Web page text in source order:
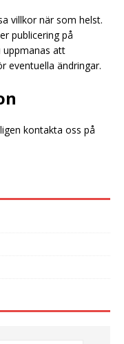
villkor när som helst.
publicering på
uppmanas att
eventuella ändringar.
kontakta oss på